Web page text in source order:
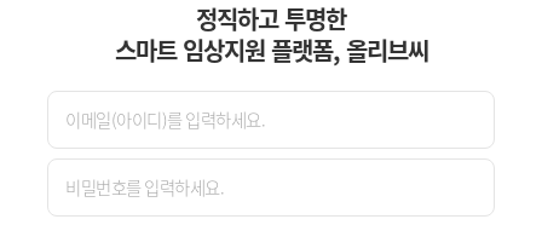
정직하고 투명한
스마트 임상지원 플랫폼, 올리브씨